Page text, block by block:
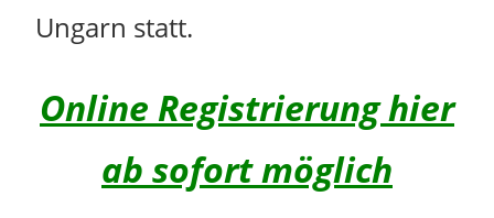
Ungarn statt.
Online Registrierung hier
ab sofort möglich